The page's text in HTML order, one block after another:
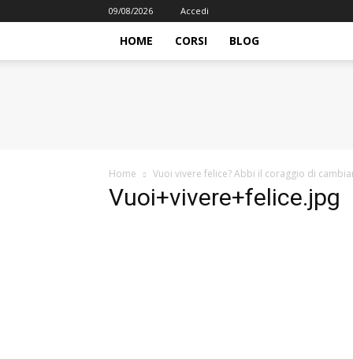
09/08/2026 Accedi
HOME CORSI BLOG
Home Vuoi vivere felice? Abbi il coraggio di
Vuoi+vivere+felice.jpg